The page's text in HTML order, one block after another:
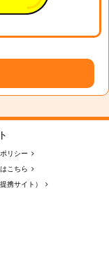
リシー
こちら
携サイト）